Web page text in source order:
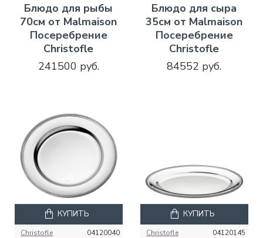
Блюдо для рыбы
70см от Malmaison
Посеребрение
Christofle
241500 руб.
Блюдо для сыра
35см от Malmaison
Посеребрение
Christofle
84552 руб.
Christofle 04120040
КУПИТЬ
Christofle 04120145
КУПИТЬ